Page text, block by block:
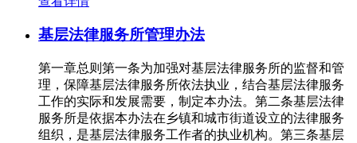
基层法律服务所管理办法
第一章总则第一条为加强对基层法律服务所的监督和管
理，保障基层法律服务所依法执业，结合基层法律服务
工作的实际和发展需要，制定本办法。第二条基层法律
服务所是依据本办法在乡镇和城市街道设立的法律服务
组织，是基层法律服务工作者的执业机构。第三条基层